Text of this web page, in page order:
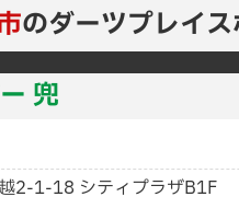
のダーツプレイ
兜
2-1-18 シティプラザB1F